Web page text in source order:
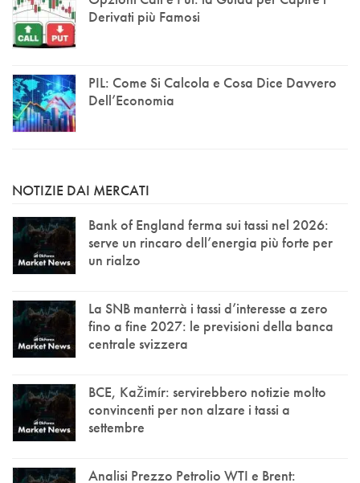
Derivati più Famosi
PIL: Come Si Calcola e Cosa Dice Davvero
Dell’Economia
NOTIZIE DAI MERCATI
Bank of England ferma sui tassi nel 2026:
serve un rincaro dell’energia più forte per
un rialzo
La SNB manterrà i tassi d’interesse a zero
fino a fine 2027: le previsioni della banca
centrale svizzera
BCE, Kažimír: servirebbero notizie molto
convincenti per non alzare i tassi a
settembre
Analisi Prezzo Petrolio WTI e Brent: